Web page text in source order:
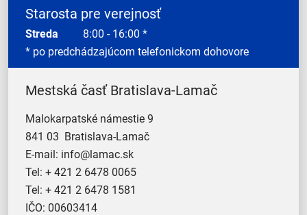
Starosta pre verejnosť
Streda 8:00 - 16:00 *
* po predchádzajúcom telefonickom dohovore
Mestská časť Bratislava-Lamač
Malokarpatské námestie 9
841 03 Bratislava-Lamač
E-mail: info@lamac.sk
Tel: + 421 2 6478 0065
Tel: + 421 2 6478 1581
IČO: 00603414